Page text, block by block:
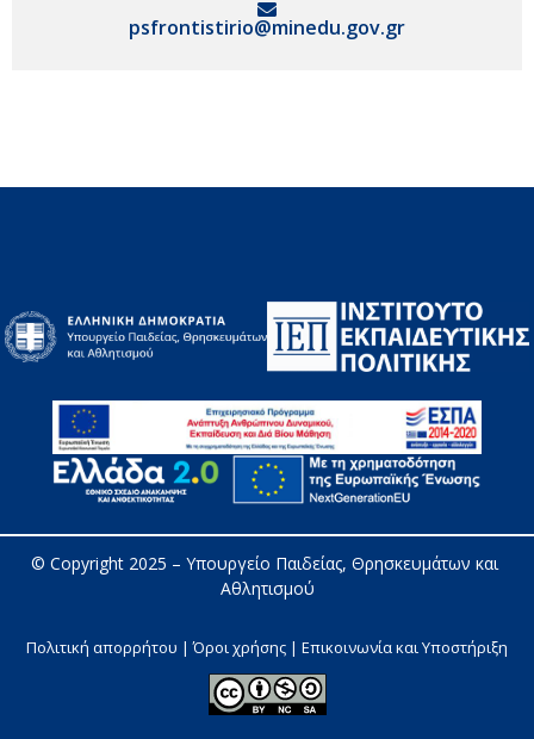
psfrontistirio@minedu.gov.gr
© Copyright 2025 – Υπουργείο Παιδείας, Θρησκευμάτων και
Αθλητισμού
Πολιτική απορρήτου | Όροι χρήσης | Επικοινωνία και Υποστήριξη